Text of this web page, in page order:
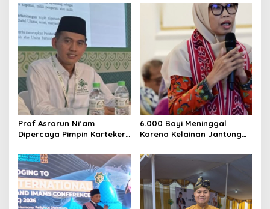
yang Layak Massal
Prof Asrorun Ni’am
Dipercaya Pimpin Karteker
Regenerasi Kepemimpinan
NU
6.000 Bayi Meninggal
Karena Kelainan Jantung
Pemerataan Operasi
Jantung Anak